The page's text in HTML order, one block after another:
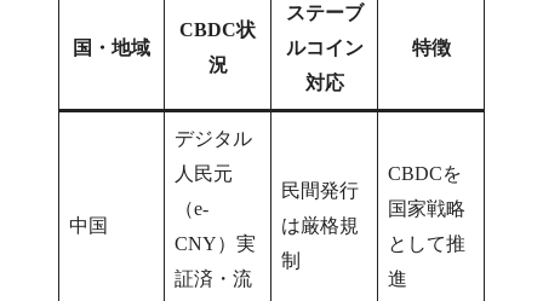
国・地域
CBDC状
況
ステーブ
ルコイン
対応
特徴
中国
デジタル
人民元
（e-
CNY）実
証済・流
民間発行
は厳格規
制
CBDCを
国家戦略
として推
進